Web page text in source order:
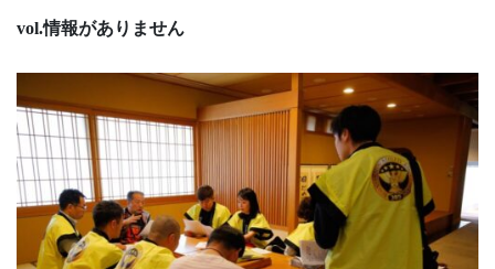
vol.情報がありません